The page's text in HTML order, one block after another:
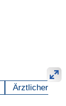
Ärztlicher